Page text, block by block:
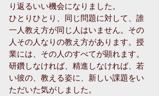
り返るいい機会になりました。
ひとりひとり、同じ問題に対して、誰
一人教え方が同じ人はいません。その
人その人なりの教え方があります。授
業には、その人のすべてが顕れます。
研鑽しなければ、精進しなければ、若
い彼の、教える姿に、新しい課題をい
ただいた気がしました。